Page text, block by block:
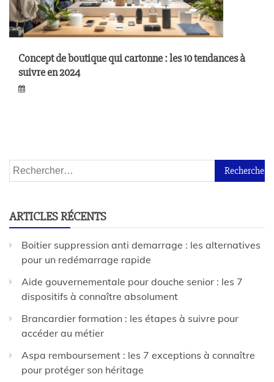
Concept de boutique qui cartonne : les 10 tendances à
suivre en 2024
ARTICLES RÉCENTS
Boitier suppression anti demarrage : les alternatives
pour un redémarrage rapide
Aide gouvernementale pour douche senior : les 7
dispositifs à connaître absolument
Brancardier formation : les étapes à suivre pour
accéder au métier
Aspa remboursement : les 7 exceptions à connaître
pour protéger son héritage